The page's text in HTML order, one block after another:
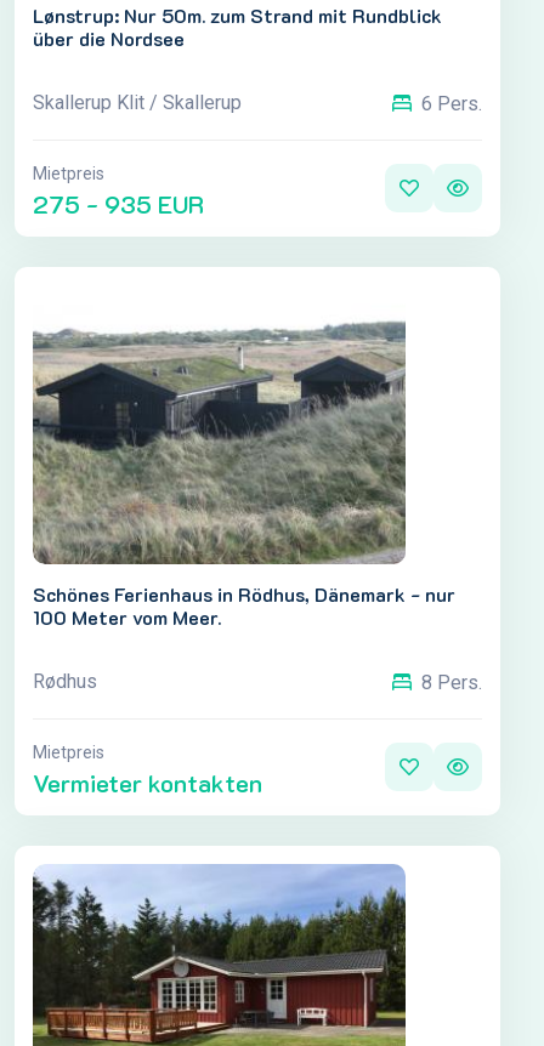
Lønstrup: Nur 50m. zum Strand mit Rundblick
über die Nordsee
Skallerup Klit / Skallerup 6 Pers.
Mietpreis
275 - 935 EUR
Schönes Ferienhaus in Rödhus, Dänemark - nur
100 Meter vom Meer.
Rødhus 8 Pers.
Mietpreis
Vermieter kontakten